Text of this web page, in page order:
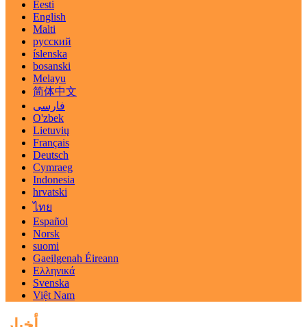
Eesti
English
Malti
русский
íslenska
bosanski
Melayu
简体中文
فارسی
O'zbek
Lietuvių
Français
Deutsch
Cymraeg
Indonesia
hrvatski
ไทย
Español
Norsk
suomi
Gaeilgenah Éireann
Ελληνικά
Svenska
Việt Nam